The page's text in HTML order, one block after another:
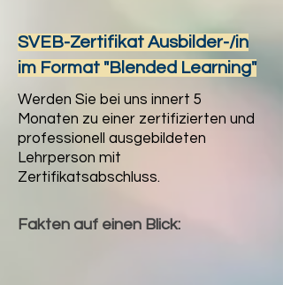
SVEB-Zertifikat Ausbilder-/in
im Format "Blended Learning"
Werden Sie bei uns innert 5
Monaten zu einer zertifizierten und
professionell ausgebildeten
Lehrperson mit
Zertifikatsabschluss.
Fakten auf einen Blick: